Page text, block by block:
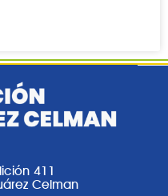
411
Celman